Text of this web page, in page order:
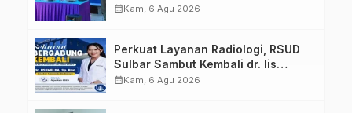
Pengetahuan dan Keterampilan
calendar_monthKam, 6 Agu 2026
Perkuat Layanan Radiologi, RSUD
Sulbar Sambut Kembali dr. Iis
Imelda, Sp.Rad
calendar_monthKam, 6 Agu 2026